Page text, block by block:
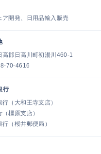
ア開発、日用品輸入販売
高郡日高川町初湯川460-1
70-4616
行
（大和王寺支店）
橿原支店）
（桜井郵便局）